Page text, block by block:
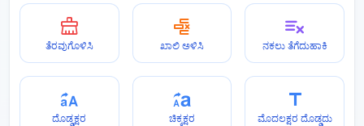
ತೆರವುಗೊಳಿಸಿ ಖಾಲಿ ಅಳಿಸಿ ನಕಲು ತೆಗೆದುಹಾಕಿ
ದೊಡ್ಡಕ್ಷರ ಚಿಕ್ಕಕ್ಷರ ಮೊದಲಕ್ಷರ ದೊಡ್ಡದು